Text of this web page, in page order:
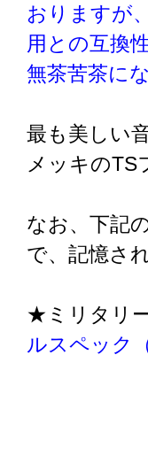
おりますが
用との互換
無茶苦茶に
最も美しい
メッキのTS
なお、下記
で、記憶さ
★ミリタリ
ルスペック